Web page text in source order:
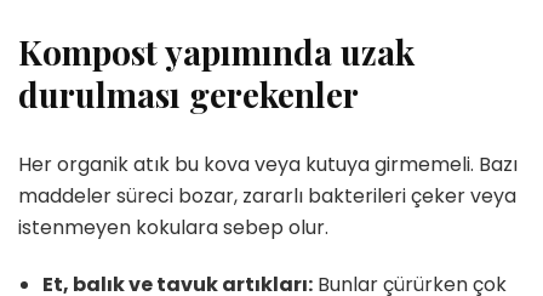
Kompost yapımında uzak
durulması gerekenler
Her organik atık bu kova veya kutuya girmemeli. Bazı
maddeler süreci bozar, zararlı bakterileri çeker veya
istenmeyen kokulara sebep olur.
Et, balık ve tavuk artıkları: Bunlar çürürken çok